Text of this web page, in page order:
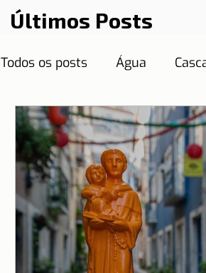
Últimos Posts
Todos os posts Água
Curiosidades Destinos
Documentos necessários
Lisboa Lisboa com crianças